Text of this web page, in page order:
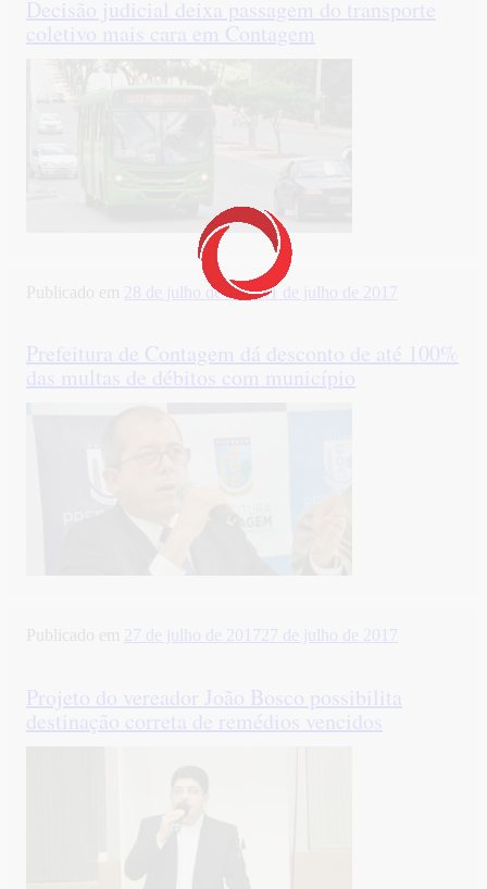
Decisão judicial deixa passagem do transporte
coletivo mais cara em Contagem
Publicado em 28 de julho de 201731 de julho de 2017
Prefeitura de Contagem dá desconto de até 100%
das multas de débitos com município
Publicado em 27 de julho de 2017 27 de julho de 2017
Projeto do vereador João Bosco possibilita
destinação correta de remédios vencidos